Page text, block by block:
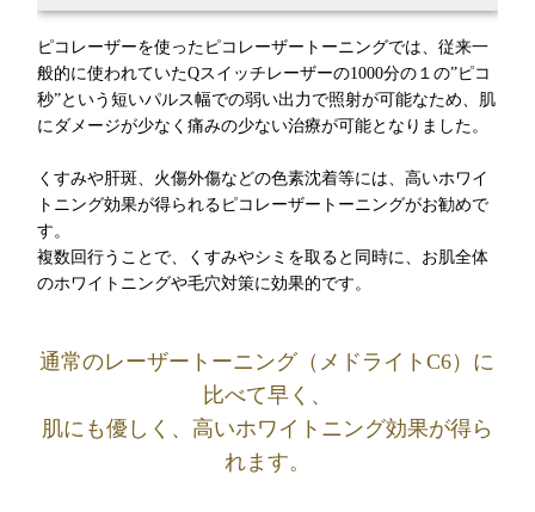
ピコレーザーを使ったピコレーザートーニングでは、従来一
般的に使われていたQスイッチレーザーの1000分の１の”ピコ
秒”という短いパルス幅での弱い出力で照射が可能なため、肌
にダメージが少なく痛みの少ない治療が可能となりました。
くすみや肝斑、火傷外傷などの色素沈着等には、高いホワイ
トニング効果が得られるピコレーザートーニングがお勧めで
す。
複数回行うことで、くすみやシミを取ると同時に、お肌全体
のホワイトニングや毛穴対策に効果的です。
通常のレーザートーニング（メドライトC6）に
比べて早く、
肌にも優しく、高いホワイトニング効果が得ら
れます。